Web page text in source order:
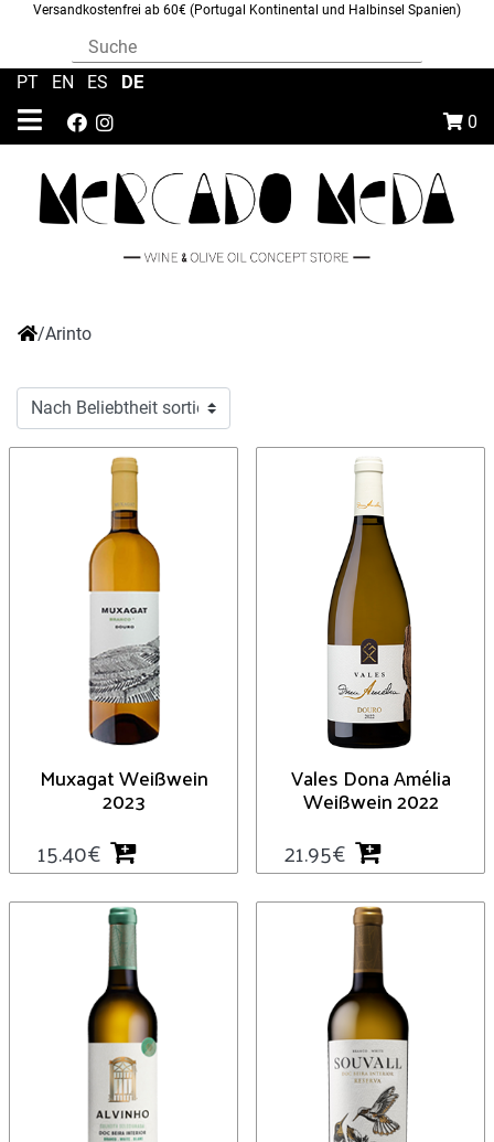
Versandkostenfrei ab 60€ (Portugal Kontinental und Halbinsel Spanien)
0
PT EN ES DE
/Arinto
Muxagat Weißwein
2023
15.40€
Vales Dona Amélia
Weißwein 2022
21.95€